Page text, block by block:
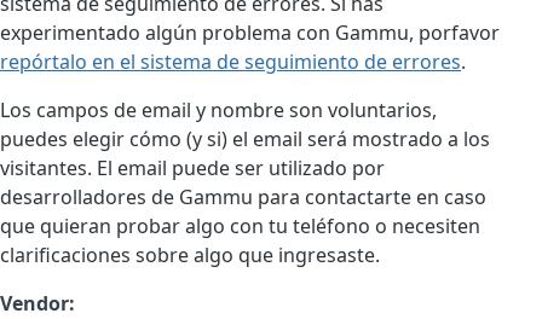
experimentado algún problema con Gammu, porfavor
repórtalo en el sistema de seguimiento de errores.
Los campos de email y nombre son voluntarios,
puedes elegir cómo (y si) el email será mostrado a los
visitantes. El email puede ser utilizado por
desarrolladores de Gammu para contactarte en caso
que quieran probar algo con tu teléfono o necesiten
clarificaciones sobre algo que ingresaste.
Vendor: